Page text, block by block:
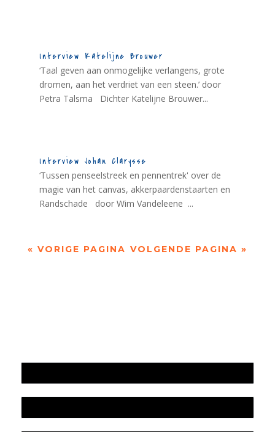
Interview Katelijne Brouwer
‘Taal geven aan onmogelijke verlangens, grote
dromen, aan het verdriet van een steen.’ door
Petra Talsma Dichter Katelijne Brouwer...
Interview Johan Clarysse
‘Tussen penseelstreek en pennentrek' over de
magie van het canvas, akkerpaardenstaarten en
Randschade door Wim Vandeleene ...
« VORIGE PAGINA VOLGENDE PAGINA »